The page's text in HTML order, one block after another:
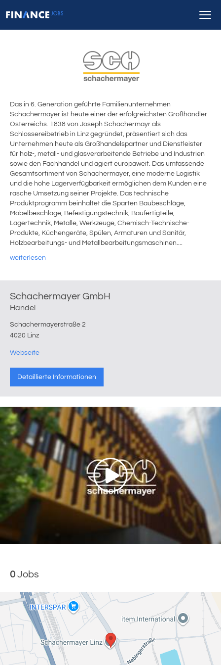
Das in 6. Generation geführte Familienunternehmen
Schachermayer ist heute einer der erfolgreichsten Großhändler
Österreichs. 1838 von Joseph Schachermayr als
Schlossereibetrieb in Linz gegründet, präsentiert sich das
Unternehmen heute als Großhandelspartner und Dienstleister
für holz-, metall- und glasverarbeitende Betriebe und Industrien
sowie den Fachhandel und agiert europaweit. Das umfassende
Gesamtsortiment von Schachermayer, eine moderne Logistik
und die hohe Lagerverfügbarkeit ermöglichen dem Kunden eine
rasche Umsetzung seiner Projekte. Das technische
Produktprogramm beinhaltet die Sparten Baubeschläge,
Möbelbeschläge, Befestigungstechnik, Baufertigteile,
Lagertechnik, Metalle, Werkzeuge, Chemisch-Technische-
Produkte, Küchengeräte, Spülen, Armaturen und Sanitär,
Holzbearbeitungs- und Metallbearbeitungsmaschinen....
weiterlesen
Schachermayer GmbH
Handel
Schachermayerstraße 2
4020 Linz
Webseite
Detaillierte Informationen
0 Jobs